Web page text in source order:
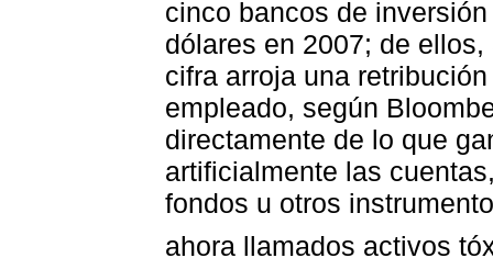
cinco bancos de
dólares en 2007; de
cifra arroja una
empleado, según
directamente de lo que
artificialmente las
fondos u otros
ahora llamados activos